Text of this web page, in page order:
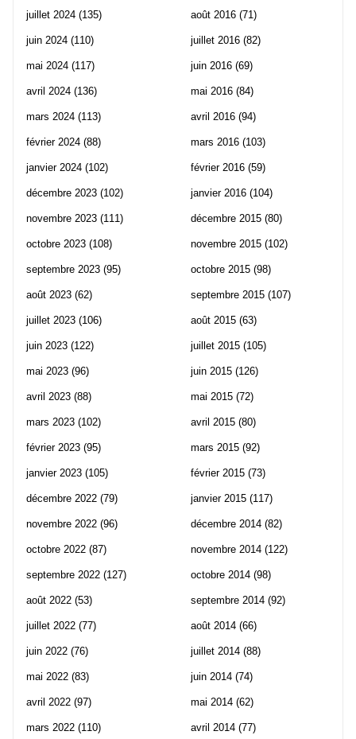
juillet 2024 (135)
juin 2024 (110)
mai 2024 (117)
avril 2024 (136)
mars 2024 (113)
février 2024 (88)
janvier 2024 (102)
décembre 2023 (102)
novembre 2023 (111)
octobre 2023 (108)
septembre 2023 (95)
août 2023 (62)
juillet 2023 (106)
juin 2023 (122)
mai 2023 (96)
avril 2023 (88)
mars 2023 (102)
février 2023 (95)
janvier 2023 (105)
décembre 2022 (79)
novembre 2022 (96)
octobre 2022 (87)
septembre 2022 (127)
août 2022 (53)
juillet 2022 (77)
juin 2022 (76)
mai 2022 (83)
avril 2022 (97)
mars 2022 (110)
août 2016 (71)
juillet 2016 (82)
juin 2016 (69)
mai 2016 (84)
avril 2016 (94)
mars 2016 (103)
février 2016 (59)
janvier 2016 (104)
décembre 2015 (80)
novembre 2015 (102)
octobre 2015 (98)
septembre 2015 (107)
août 2015 (63)
juillet 2015 (105)
juin 2015 (126)
mai 2015 (72)
avril 2015 (80)
mars 2015 (92)
février 2015 (73)
janvier 2015 (117)
décembre 2014 (82)
novembre 2014 (122)
octobre 2014 (98)
septembre 2014 (92)
août 2014 (66)
juillet 2014 (88)
juin 2014 (74)
mai 2014 (62)
avril 2014 (77)